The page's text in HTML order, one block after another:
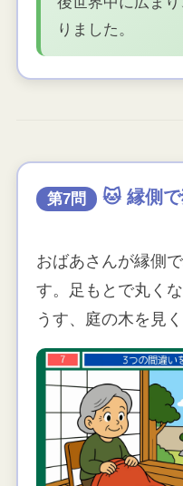
りました。
第7問 🐱 縁側
おばあさんが縁側
す。足もとで丸く
うす、庭の木を見